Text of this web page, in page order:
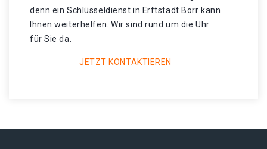
denn ein Schlüsseldienst in Erftstadt Borr kann
Ihnen weiterhelfen. Wir sind rund um die Uhr
für Sie da.
JETZT KONTAKTIEREN